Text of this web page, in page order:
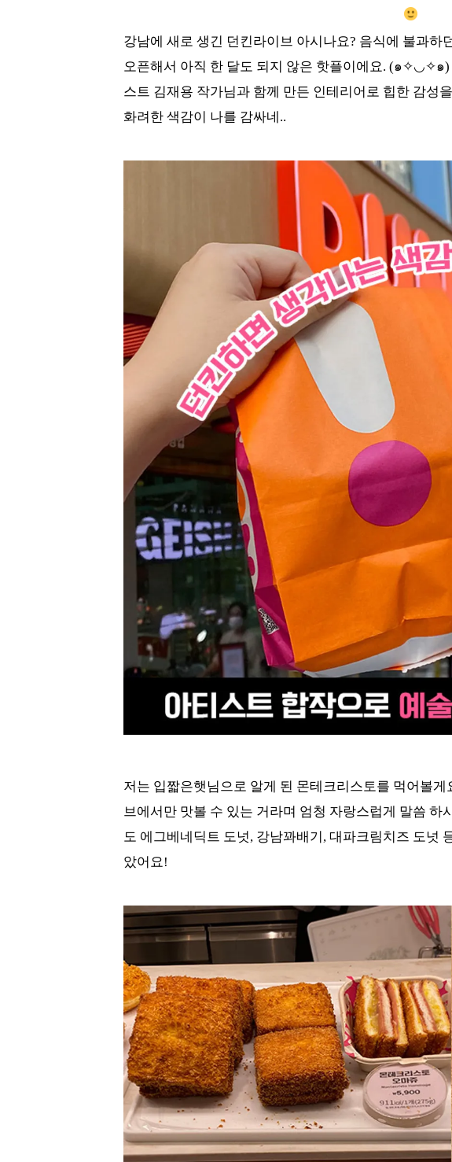
강남에 새로 생긴 던킨라이브 아시나요? 음식에 불과하
오픈해서 아직 한 달도 되지 않은 핫플이에요. (๑✧◡✧๑)
스트 김재용 작가님과 함께 만든 인테리어로 힙한 감성
화려한 색감이 나를 감싸네..
저는 입짧은햇님으로 알게 된 몬테크리스토를 먹어볼
브에서만 맛볼 수 있는 거라며 엄청 자랑스럽게 말씀 하
도 에그베네딕트 도넛, 강남꽈배기, 대파크림치즈 도넛
았어요!